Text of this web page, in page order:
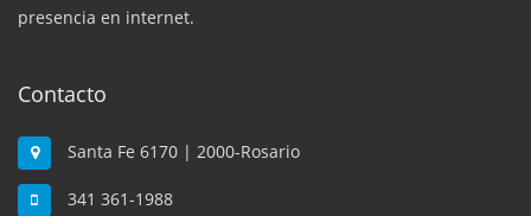
presencia en internet.
Contacto
Santa Fe 6170 | 2000-Rosario
341 361-1988